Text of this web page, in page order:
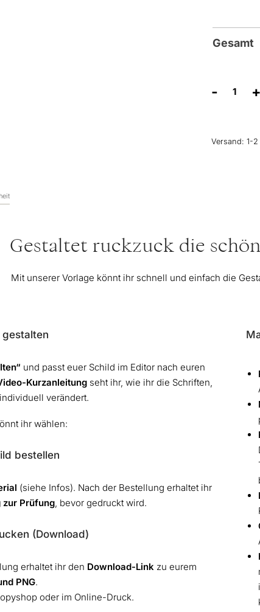
Gesamt
-
Schild
+
Versand:1-
Gestaltet ruckzuck die
Mit unserer Vorlage könnt ihr schnell und einfach die
und passt euer Schild im Editor nach euren
Kurzanleitung seht ihr, wie ihr die Schriften,
verändert.
ihr wählen:
bestellen
(siehe Infos). Nach der Bestellung erhaltet ihr
zur Prüfung, bevor gedruckt wird.
(Download)
erhaltet ihr den Download-Link zu eurem
PNG.
oder im Online-Druck.